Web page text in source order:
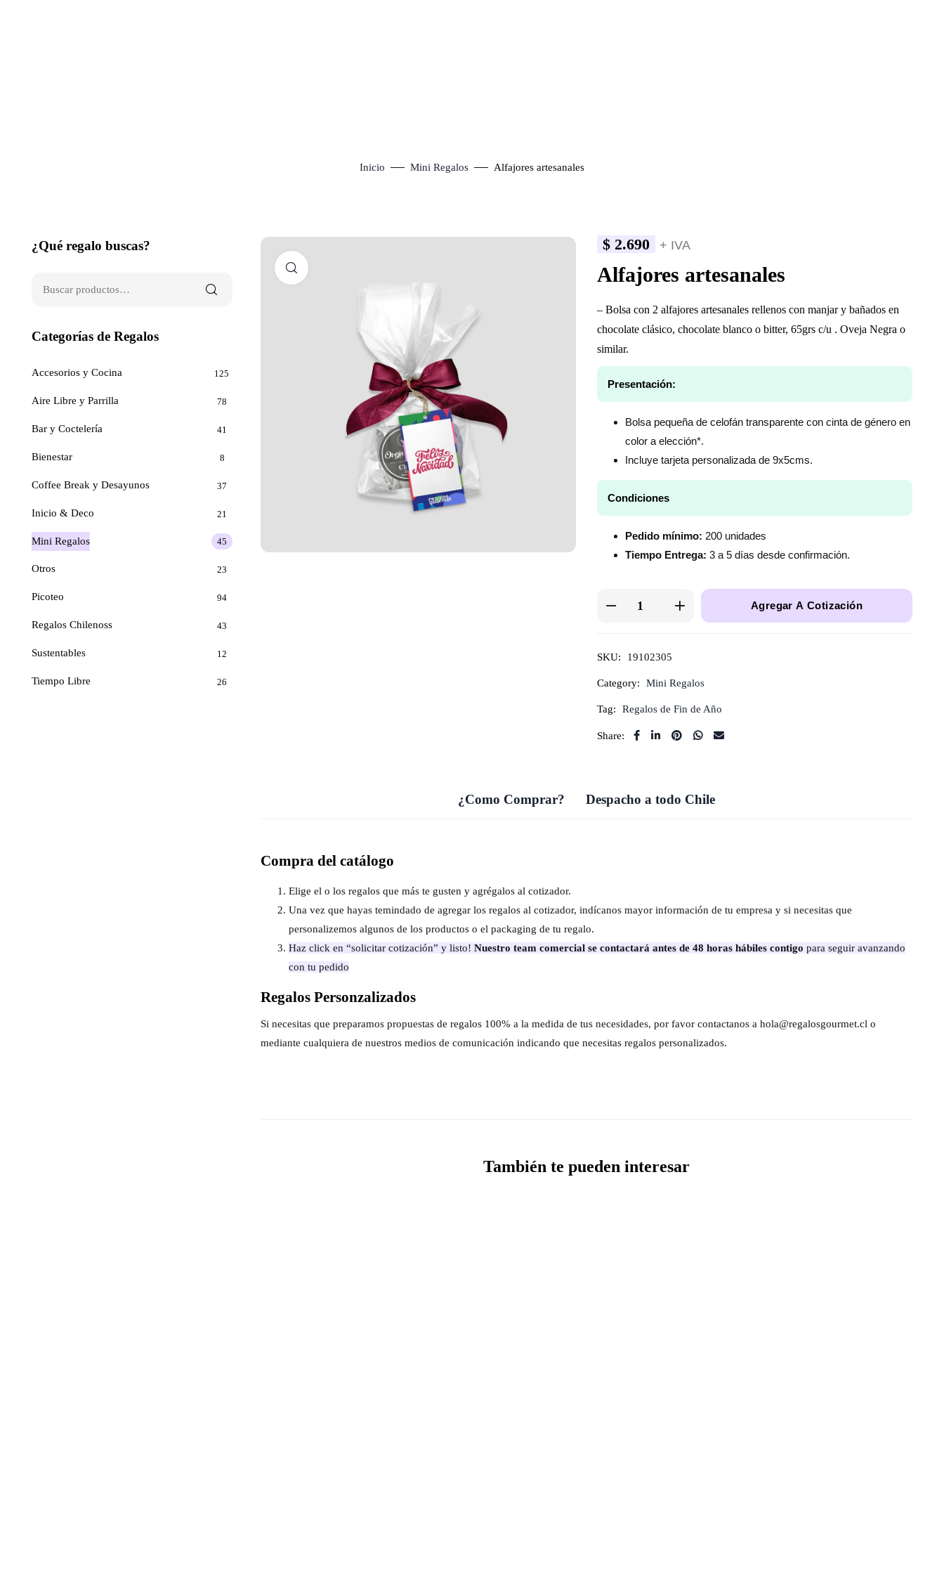
Inicio Mini Regalos Alfajores artesanales
$ 2.690 + IVA
Alfajores artesanales
– Bolsa con 2 alfajores artesanales rellenos con manjar y bañados en
chocolate clásico, chocolate blanco o bitter, 65grs c/u . Oveja Negra o
similar.
Presentación:
Bolsa pequeña de celofán transparente con cinta de género en
color a elección*.
Incluye tarjeta personalizada de 9x5cms.
Condiciones
Pedido mínimo: 200 unidades
Tiempo Entrega: 3 a 5 días desde confirmación.
Agregar A Cotización
SKU: 19102305
Category: Mini Regalos
Tag: Regalos de Fin de Año
Share:
¿Como Comprar? Despacho a todo Chile
Compra del catálogo
Elige el o los regalos que más te gusten y agrégalos al cotizador.
Una vez que hayas temindado de agregar los regalos al cotizador, indícanos mayor información de tu empresa y si necesitas que
personalizemos algunos de los productos o el packaging de tu regalo.
Haz click en “solicitar cotización” y listo! Nuestro team comercial se contactará antes de 48 horas hábiles contigo para seguir avanzando
con tu pedido
Regalos Personzalizados
Si necesitas que preparamos propuestas de regalos 100% a la medida de tus necesidades, por favor contactanos a hola@regalosgourmet.cl o
mediante cualquiera de nuestros medios de comunicación indicando que necesitas regalos personalizados.
También te pueden interesar
¿Qué regalo buscas?
Categorías de Regalos
Accesorios y Cocina 125
Aire Libre y Parrilla 78
Bar y Coctelería 41
Bienestar 8
Coffee Break y Desayunos 37
Inicio & Deco 21
Mini Regalos 45
Otros 23
Picoteo 94
Regalos Chilenoss 43
Sustentables 12
Tiempo Libre 26